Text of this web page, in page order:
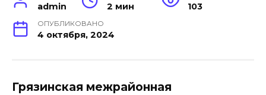
admin 2 мин 103
ОПУБЛИКОВАНО
4 октября, 2024
Грязинская межрайонная